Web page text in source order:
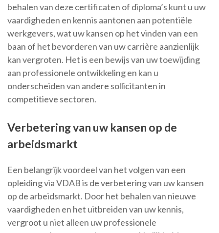
behalen van deze certificaten of diploma’s kunt u uw
vaardigheden en kennis aantonen aan potentiële
werkgevers, wat uw kansen op het vinden van een
baan of het bevorderen van uw carrière aanzienlijk
kan vergroten. Het is een bewijs van uw toewijding
aan professionele ontwikkeling en kan u
onderscheiden van andere sollicitanten in
competitieve sectoren.
Verbetering van uw kansen op de
arbeidsmarkt
Een belangrijk voordeel van het volgen van een
opleiding via VDAB is de verbetering van uw kansen
op de arbeidsmarkt. Door het behalen van nieuwe
vaardigheden en het uitbreiden van uw kennis,
vergroot u niet alleen uw professionele